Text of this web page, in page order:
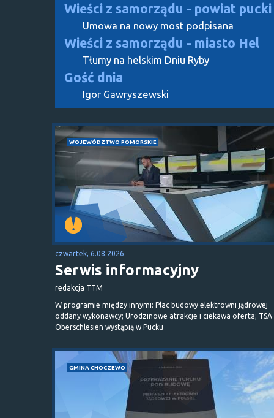
Wieści z samorządu - powiat pucki
Umowa na nowy most podpisana
Wieści z samorządu - miasto Hel
Tłumy na helskim Dniu Ryby
Gość dnia
Igor Gawryszewski
WOJEWÓDZTWO POMORSKIE
czwartek, 6.08.2026
Serwis informacyjny
redakcja TTM
W programie między innymi: Plac budowy elektrowni jądrowej
oddany wykonawcy; Urodzinowe atrakcje i ciekawa oferta; TSA
Oberschlesien wystąpią w Pucku
GMINA CHOCZEWO